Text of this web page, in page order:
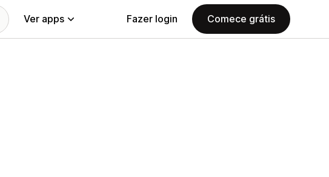
Ver apps Fazer login Comece grátis